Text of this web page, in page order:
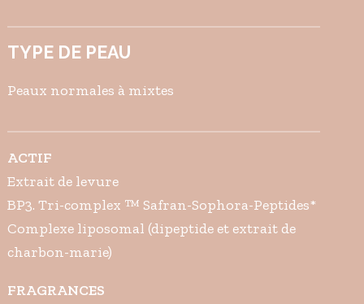
TYPE DE PEAU
Peaux normales à mixtes
ACTIF
Extrait de levure
BP3. Tri-complex ™ Safran-Sophora-Peptides*
Complexe liposomal (dipeptide et extrait de
charbon-marie)
FRAGRANCES